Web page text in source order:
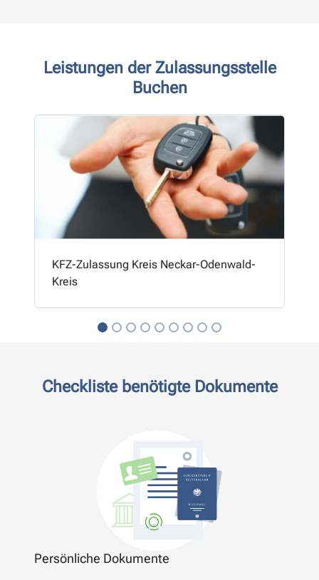
Leistungen der Zulassungsstelle
Buchen
KFZ-Zulassung Kreis Neckar-Odenwald-
Kreis
Checkliste benötigte Dokumente
Persönliche Dokumente